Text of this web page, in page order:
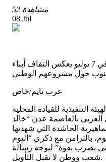
52 مشاهدة
08 Jul
الزامكي: الزخم الجماهيري في 7 يوليو يعكس التفاف أبناء
حول مشروعهم الوطني
عرب تايم/خاص
التنفيذية للقيادة المحلية
العربي بالعاصمة عدن “خالد
الحاشدة التي شهدتها
بالتزامن مع ذكرى “اليوم
جنوبي يضرب بقوة” ليوجه رسالة
شعب ووطن لا تقبل التأويل.